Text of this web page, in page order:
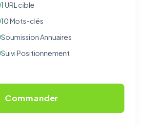
1 URL cible
10 Mots-clés
Soumission Annuaires
Suivi Positionnement
Commander